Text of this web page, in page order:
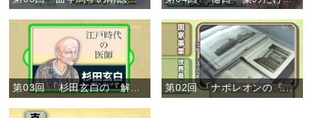
第03回 「杉田玄白の『解体新書』」 第02回 「ナポレオンの『エジプト誌』」